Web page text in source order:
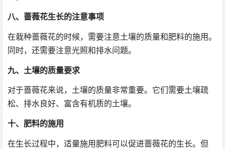
八、蔷薇花生长的注意事项
在栽种蔷薇花的时候，需要注意土壤的质量和肥料的施用。
同时，还需要注意光照和排水问题。
九、土壤的质量要求
对于蔷薇花来说，土壤的质量非常重要。它们需要土壤疏
松、排水良好、富含有机质的土壤。
十、肥料的施用
在生长过程中，适量施用肥料可以促进蔷薇花的生长。但